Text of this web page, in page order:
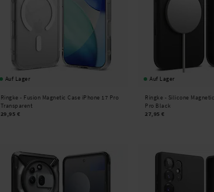
Auf Lager
Ringke - Fusion Magnetic Case iPhone 17 Pro
Transparent
29,95 €
Auf Lager
Ringke - Silicone
Pro Black
27,95 €